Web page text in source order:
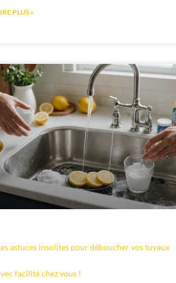
PLUS »
astuces insolites pour déboucher vos tuyaux
facilité chez vous !